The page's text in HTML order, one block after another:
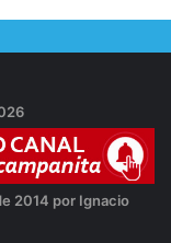
2014 por Ignacio